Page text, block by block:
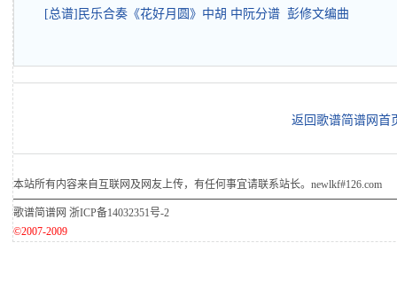
[总谱]民乐合奏《花好月圆》中胡 中阮分谱 彭修文编曲
返回歌谱简谱网首
本站所有内容来自互联网及网友上传，有任何事宜请联系站长。newlkf#126.com
歌谱简谱网 浙ICP备14032351号-2
©2007-2009